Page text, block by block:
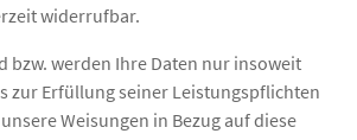
widerrufbar.
bzw. werden Ihre Daten nur insoweit
zur Erfüllung seiner Leistungspflichten
Weisungen in Bezug auf diese